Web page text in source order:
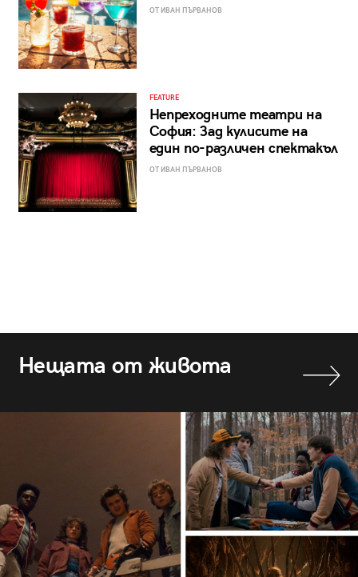
ОТ ИВАН ПЪРВАНОВ
FEATURE
Непреходните театри на
София: Зад кулисите на
един по-различен спектакъл
ОТ ИВАН ПЪРВАНОВ
Нещата от живота